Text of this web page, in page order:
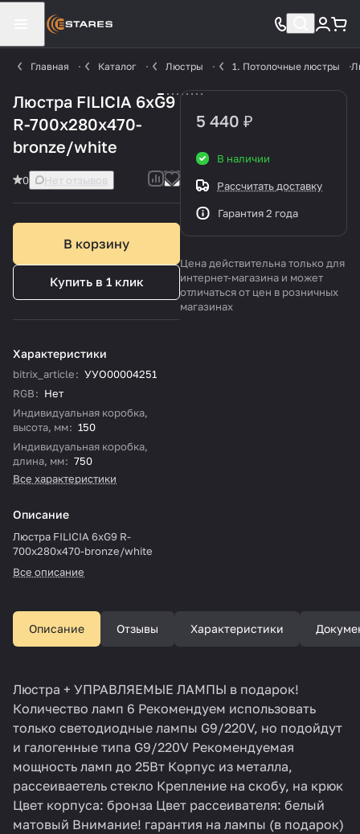
Главная Каталог Люстры 1. Потолочные люстры
Люстра FILICIA 6xG9
R-700x280x470-
bronze/white
0 Нет отзывов
В корзину
Купить в 1 клик
Характеристики
bitrix_article: УУО00004251
RGB: Нет
Индивидуальная коробка,
высота, мм: 150
Индивидуальная коробка,
длина, мм: 750
Все характеристики
Описание
Люстра FILICIA 6xG9 R-
700x280x470-bronze/white
Все описание
5 440 ₽
В наличии
Рассчитать доставку
Гарантия 2 года
Цена действительна только для
интернет-магазина и может
отличаться от цен в розничных
магазинах
Описание Отзывы Характеристики
Люстра + УПРАВЛЯЕМЫЕ ЛАМПЫ в подарок!
Количество ламп 6 Рекомендуем использовать
только светодиодные лампы G9/220V, но подойдут
и галогенные типа G9/220V Рекомендуемая
мощность ламп до 25Вт Корпус из металла,
рассеиваетель стекло Крепление на скобу, на крюк
Цвет корпуса: бронза Цвет рассеивателя: белый
матовый Внимание! гарантия на лампы (в подарок)